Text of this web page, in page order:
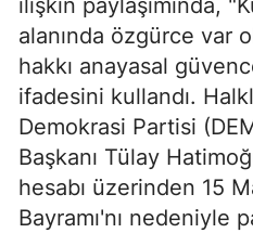
ilişkin paylaşımında,
alanında özgürce var
hakkı anayasal
ifadesini kullandı.
Demokrasi Partisi
Başkanı Tülay
hesabı üzerinden 15
Bayramı'nı nedeniyle